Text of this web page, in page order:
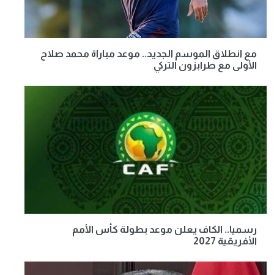
مع انطلاق الموسم الجديد.. موعد مباراة محمد صلاح
الأولى مع طرابزون التركي
رسميا.. الكاف يعلن موعد بطولة كأس الأمم
الأفريقية 2027